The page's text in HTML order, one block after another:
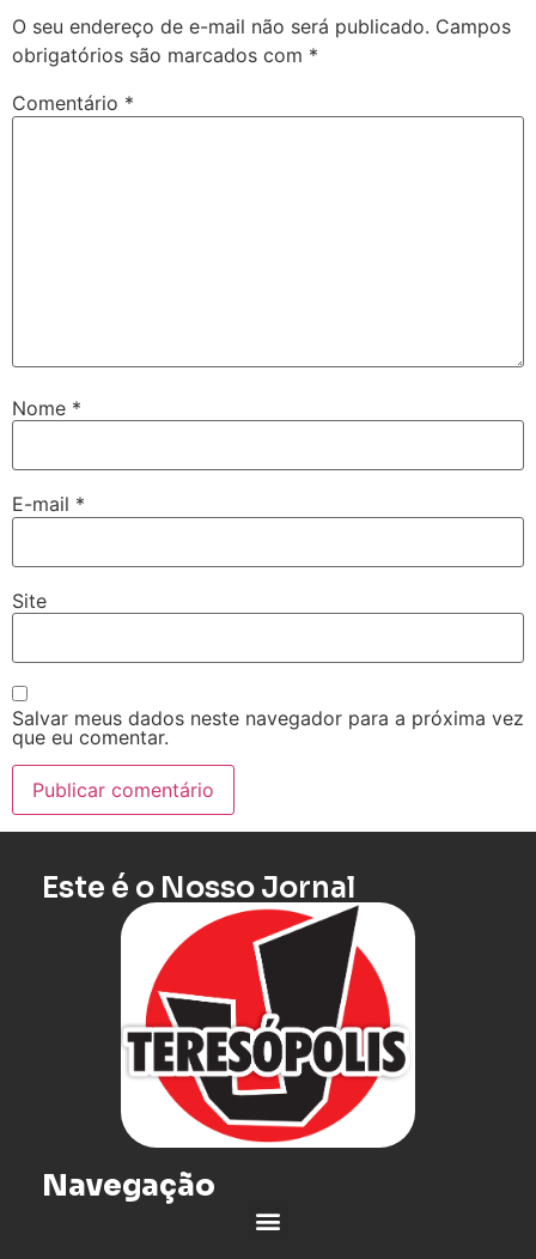
O seu endereço de e-mail não será publicado. Campos
obrigatórios são marcados com *
Comentário *
Nome *
E-mail *
Site
Salvar meus dados neste navegador para a próxima vez
que eu comentar.
Este é o Nosso Jornal
Navegação